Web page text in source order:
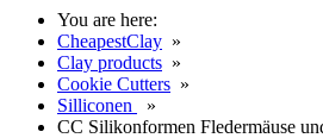
You are here:
CheapestClay »
Clay products »
Cookie Cutters »
Silliconen
»
CC Silikonformen Fledermäuse